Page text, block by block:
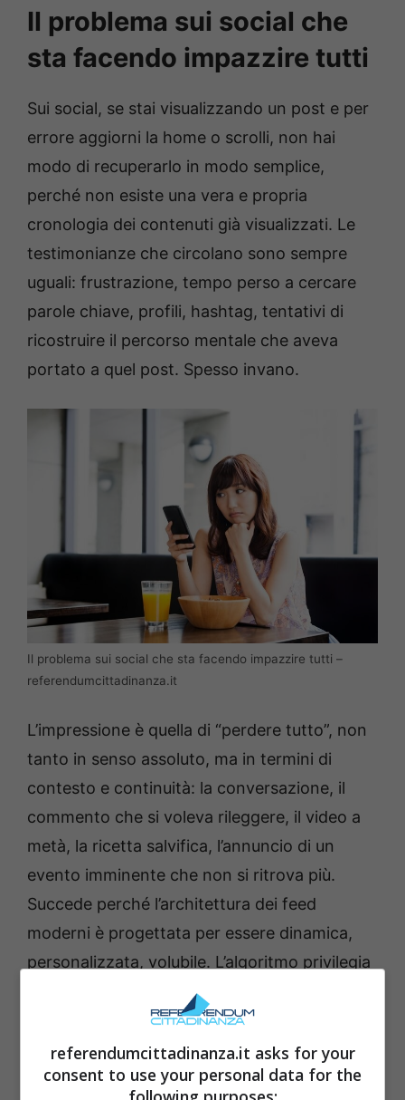
Il problema sui social che
sta facendo impazzire tutti
Sui social, se stai visualizzando un post e per
errore aggiorni la home o scrolli, non hai
modo di recuperarlo in modo semplice,
perché non esiste una vera e propria
cronologia dei contenuti già visualizzati. Le
testimonianze che circolano sono sempre
uguali: frustrazione, tempo perso a cercare
parole chiave, profili, hashtag, tentativi di
ricostruire il percorso mentale che aveva
portato a quel post. Spesso invano.
Il problema sui social che sta facendo impazzire tutti –
referendumcittadinanza.it
L’impressione è quella di “perdere tutto”, non
tanto in senso assoluto, ma in termini di
contesto e continuità: la conversazione, il
commento che si voleva rileggere, il video a
metà, la ricetta salvifica, l’annuncio di un
evento imminente che non si ritrova più.
Succede perché l’architettura dei feed
moderni è progettata per essere dinamica,
personalizzata, volubile. L’algoritmo privilegia
la freschezza e la pertinenza istantanea,
rimescolando di continuo le carte in base a
segnali che cambiano mentre l’utente
interagisce.
referendumcittadinanza.it asks for your
consent to use your personal data for the